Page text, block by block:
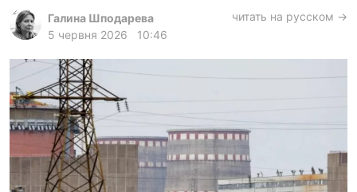
gambling
ua ru en
Галина Шподарева
5 червня 2026
10:46
читать на русском →